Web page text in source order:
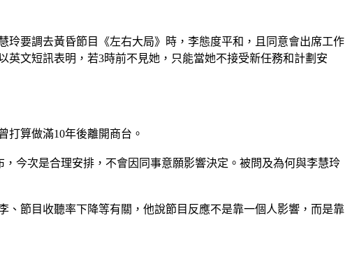
要調去黃昏節目《左右大局》時，李態度平和，且同意會出席工作
文短訊表明，若3時前不見她，只能當她不接受新任務和計劃安
打算做滿10年後離開商台。
今次是合理安排，不會因同事意願影響決定。被問及為何與李慧玲
節目收聽率下降等有關，他說節目反應不是靠一個人影響，而是靠